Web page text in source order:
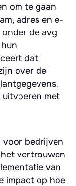
om te gaan
adres en e-
onder de avg
dat
over de
uitvoeren met
voor bedrijven
vertrouwen
van
impact op hoe